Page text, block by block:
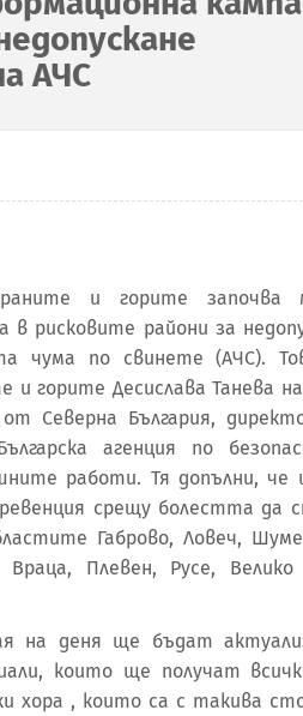
АЧС
и горите започва
рисковите райони за
чума по свинете (АЧС).
горите Десислава Танева
Северна България,
агенция по
работи. Тя допълни, че
срещу болестта да
Габрово, Ловеч,
Плевен, Русе, Велико
на деня ще бъдат
които ще получат
хора , които са с такива